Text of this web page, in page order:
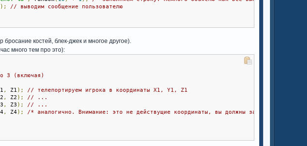
);
// выводим сообщение пользователю
костей, блек-джек и многое другое).
много тем про это):
3 (включая)
, Z1 );
// телепортируем игрока в координаты X1, Y1, Z1
, Z2 );
// ...
, Z3 );
// ...
, Z4);
/* аналогично. Внимание: это не действущие координаты, вы должны заменить их на